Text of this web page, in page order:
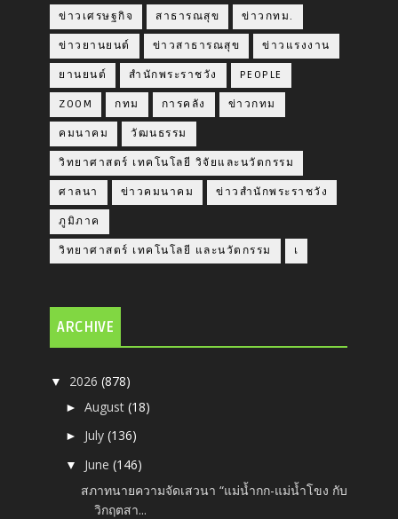
ข่าวเศรษฐกิจ สาธารณสุข ข่าวกทม.
ข่าวยานยนต์ ข่าวสาธารณสุข ข่าวแรงงาน
ยานยนต์ สำนักพระราชวัง PEOPLE
ZOOM กทม การคลัง ข่าวกทม
คมนาคม วัฒนธรรม
วิทยาศาสตร์ เทคโนโลยี วิจัยและนวัตกรรม
ศาลนา ข่าวคมนาคม ข่าวสำนักพระราชวัง
ภูมิภาค
วิทยาศาสตร์ เทคโนโลยี และนวัตกรรม เ
ARCHIVE
▼ 2026(878)
►August(18)
► July(136)
▼ June(146)
สภาทนายความจัดเสวนา “แม่น้ำกก-แม่น้ำโขง กับ
วิกฤตสา...